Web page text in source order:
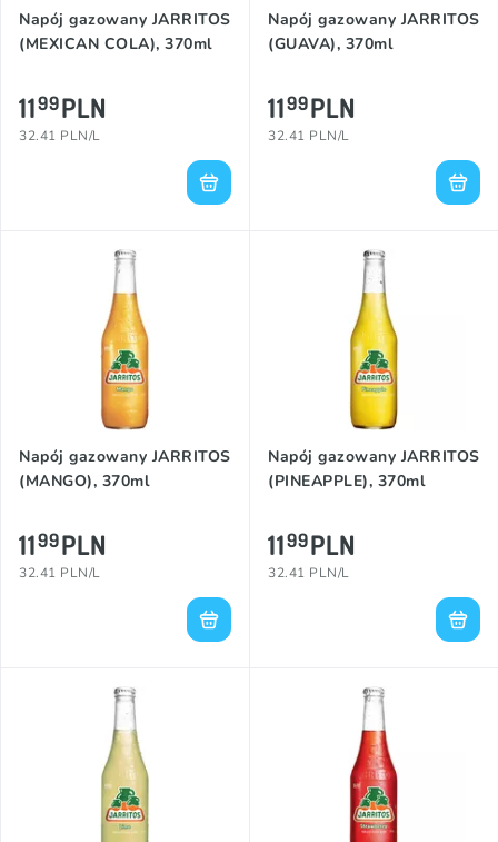
Napój gazowany JARRITOS
(MEXICAN COLA), 370ml
1199PLN
32.41 PLN/L
Napój gazowany JARRITOS
(GUAVA), 370ml
1199PLN
32.41 PLN/L
Napój gazowany JARRITOS
(MANGO), 370ml
1199PLN
32.41 PLN/L
Napój gazowany JARRITOS
(PINEAPPLE), 370ml
1199PLN
32.41 PLN/L